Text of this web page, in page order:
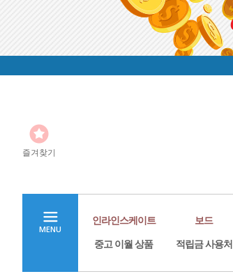
즐겨찾기
MENU
인라인스케이트 보드
중고 이월 상품
적립금 사용처